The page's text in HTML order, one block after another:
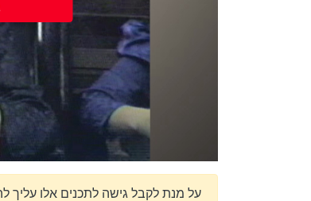
על מנת לקבל גישה לתכנים אלו עליך